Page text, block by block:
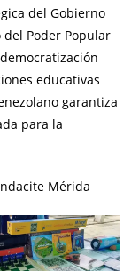
del Gobierno
Poder Popular
educativas
garantiza
para la
Mérida